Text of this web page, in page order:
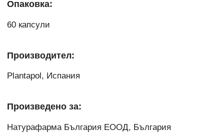
Опаковка:
60 капсули
Производител:
Plantapol, Испания
Произведено за:
Натурафарма България ЕООД, България